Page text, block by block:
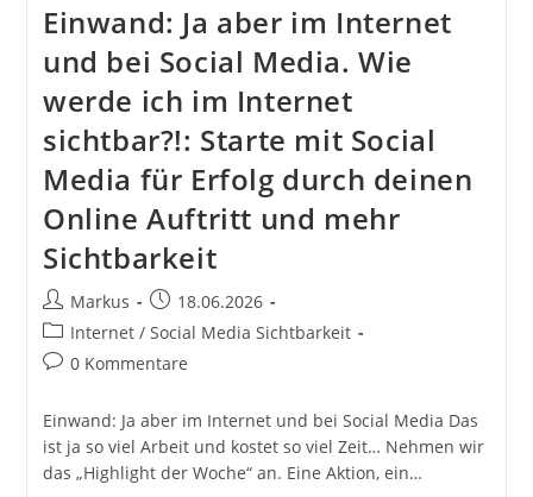
Einwand: Ja aber im Internet
und bei Social Media. Wie
werde ich im Internet
sichtbar?!: Starte mit Social
Media für Erfolg durch deinen
Online Auftritt und mehr
Sichtbarkeit
Beitrags-
Autor:
Markus
Beitrag
veröffentlicht:
18.06.2026
Beitrags-
Kategorie:
Internet / Social Media Sichtbarkeit
Beitrags-
0 Kommentare
Einwand: Ja aber im Internet und bei Social Media Das
ist ja so viel Arbeit und kostet so viel Zeit… Nehmen wir
das „Highlight der Woche“ an. Eine Aktion, ein…